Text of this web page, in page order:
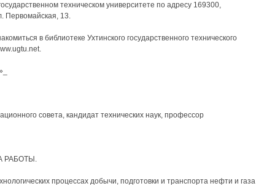
техническом университете по адресу 169300,
Первомайская, 13.
в библиотеке Ухтинского государственного технического
совета, кандидат технических наук, профессор
РАБОТЫ.
процессах добычи, подготовки и транспорта нефти и газа